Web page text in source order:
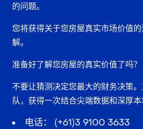
的问题。
您将获得关于您房屋真实市场价值
解。
准备好了解您房屋的真实价值了吗？
不要让猜测决定您最大的财务决策
队，获得一次结合尖端数据和深厚
电话：
(+61)3 9100 3633